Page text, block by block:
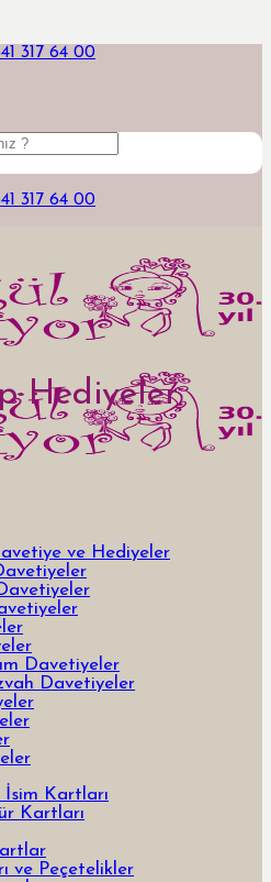
317 64 00
317 64 00
ve Hediyeler
Davetiyeler
Davetiyeler
Kartları
Kartları
ve Peçetelikler
Hediyeler